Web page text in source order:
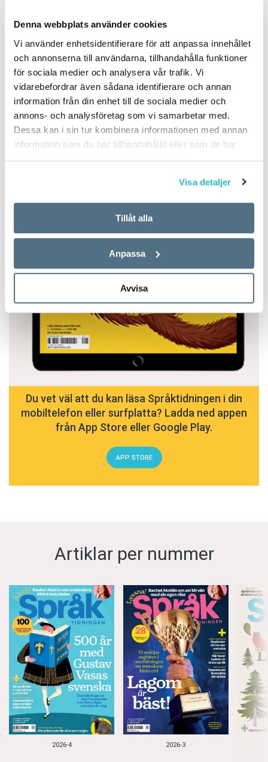
Denna webbplats använder cookies
Vi använder enhetsidentifierare för att anpassa innehållet
och annonserna till användarna, tillhandahålla funktioner
för sociala medier och analysera vår trafik. Vi
vidarebefordrar även sådana identifierare och annan
information från din enhet till de sociala medier och
annons- och analysföretag som vi samarbetar med.
Dessa kan i sin tur kombinera informationen med annan
information som du har tillhandahållit eller som de har
samlat in när du har använt deras tjänster.
Visa detaljer
Tillåt alla
Anpassa
Avvisa
PUBLICERAD 2018-12-29
Du vet väl att du kan läsa Språktidningen i din
mobiltelefon eller surfplatta? Ladda ned appen
från App Store eller Google Play.
APP STORE
Artiklar per nummer
2026-4 2026-3